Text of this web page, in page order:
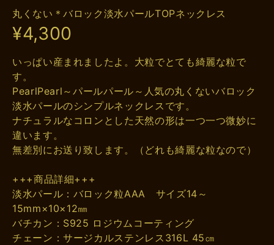
丸くない＊バロック淡水パールTOPネックレス
¥4,300
いっぱい産まれましたよ。大粒でとても綺麗な粒で
す。
PearlPearl～パールパール～人気の丸くないバロック
淡水パールのシンプルネックレスです。
ナチュラルなコロンとした天然の形は一つ一つ微妙に
違います。
無差別にお送り致します。（どれも綺麗な粒なので）
+++商品詳細+++
淡水パール：バロック粒AAA サイズ14～
15mm×10×12㎜
バチカン：S925 ロジウムコーティング
チェーン：サージカルステンレス316L 45㎝